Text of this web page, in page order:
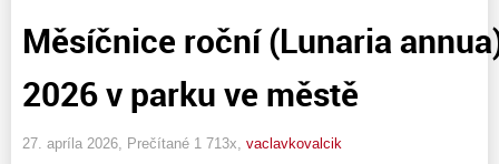
Měsíčnice roční (Lunaria
2026 v parku ve městě
27. apríla 2026, Prečítané 1 713x, vaclavkovalcik